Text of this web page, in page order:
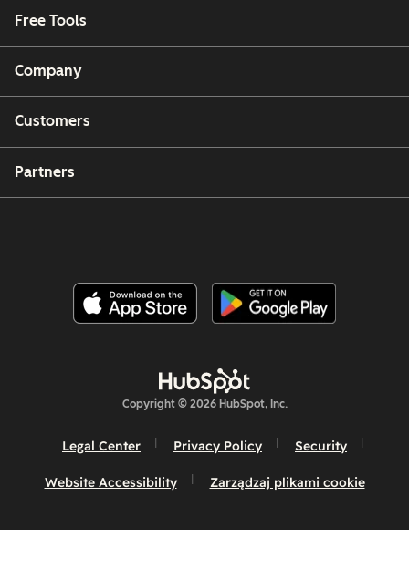
Free Tools
Company
Customers
Partners
Copyright © 2026 HubSpot, Inc.
Legal Center Privacy Policy Security
Website Accessibility Zarządzaj plikami cookie